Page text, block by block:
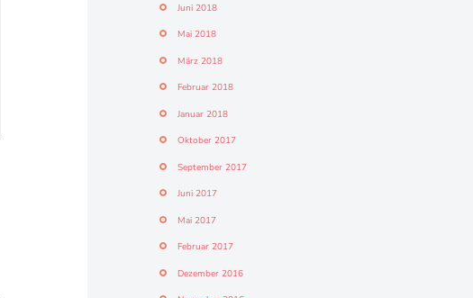
Juni 2018
Mai 2018
März 2018
Februar 2018
Januar 2018
Oktober 2017
September 2017
Juni 2017
Mai 2017
Februar 2017
Dezember 2016